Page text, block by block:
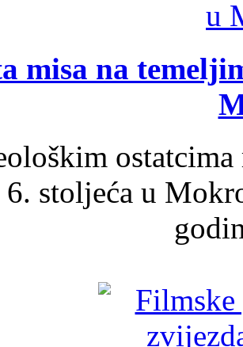
misa na
stoljeća u